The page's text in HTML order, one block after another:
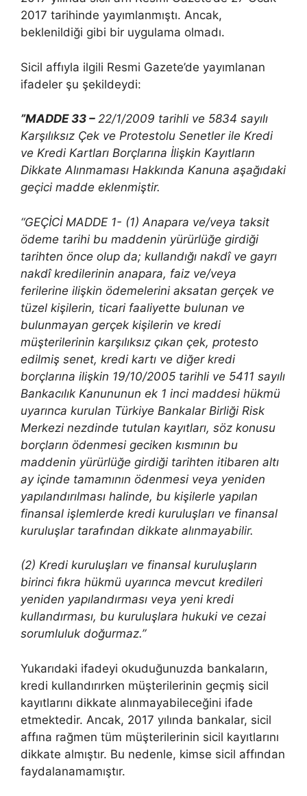
2017 tarihinde yayımlanmıştı. Ancak,
beklenildiği gibi bir uygulama olmadı.
Sicil affıyla ilgili Resmi Gazete’de yayımlanan
ifadeler şu şekildeydi:
”MADDE 33 – 22/1/2009 tarihli ve 5834 sayılı
Karşılıksız Çek ve Protestolu Senetler ile Kredi
ve Kredi Kartları Borçlarına İlişkin Kayıtların
Dikkate Alınmaması Hakkında Kanuna aşağıdaki
geçici madde eklenmiştir.
“GEÇİCİ MADDE 1- (1) Anapara ve/veya taksit
ödeme tarihi bu maddenin yürürlüğe girdiği
tarihten önce olup da; kullandığı nakdî ve gayrı
nakdî kredilerinin anapara, faiz ve/veya
ferilerine ilişkin ödemelerini aksatan gerçek ve
tüzel kişilerin, ticari faaliyette bulunan ve
bulunmayan gerçek kişilerin ve kredi
müşterilerinin karşılıksız çıkan çek, protesto
edilmiş senet, kredi kartı ve diğer kredi
borçlarına ilişkin 19/10/2005 tarihli ve 5411 sayılı
Bankacılık Kanununun ek 1 inci maddesi hükmü
uyarınca kurulan Türkiye Bankalar Birliği Risk
Merkezi nezdinde tutulan kayıtları, söz konusu
borçların ödenmesi geciken kısmının bu
maddenin yürürlüğe girdiği tarihten itibaren altı
ay içinde tamamının ödenmesi veya yeniden
yapılandırılması halinde, bu kişilerle yapılan
finansal işlemlerde kredi kuruluşları ve finansal
kuruluşlar tarafından dikkate alınmayabilir.
(2) Kredi kuruluşları ve finansal kuruluşların
birinci fıkra hükmü uyarınca mevcut kredileri
yeniden yapılandırması veya yeni kredi
kullandırması, bu kuruluşlara hukuki ve cezai
sorumluluk doğurmaz.”
Yukarıdaki ifadeyi okuduğunuzda bankaların,
kredi kullandırırken müşterilerinin geçmiş sicil
kayıtlarını dikkate alınmayabileceğini ifade
etmektedir. Ancak, 2017 yılında bankalar, sicil
affına rağmen tüm müşterilerinin sicil kayıtlarını
dikkate almıştır. Bu nedenle, kimse sicil affından
faydalanamamıştır.